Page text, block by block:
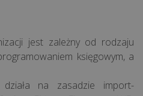
jest zależny od rodzaju
księgowym, a
działa na zasadzie import-